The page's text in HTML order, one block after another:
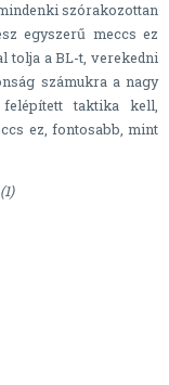
szórakozottan
egyszerű meccs ez
tolja a BL-t, verekedni
számukra a nagy
taktika kell,
ez, fontosabb, mint